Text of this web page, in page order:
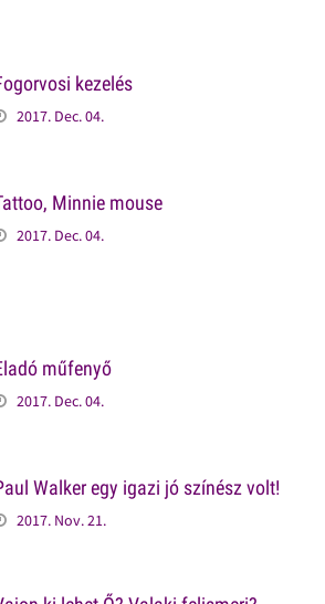
kezelés
2017. Dec. 04.
Minnie mouse
2017. Dec. 04.
műfenyő
2017. Dec. 04.
Walker egy igazi jó színész volt!
2017. Nov. 21.